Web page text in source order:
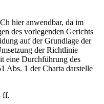
hier anwendbar, da im
des vorlegenden Gerichts
auf der Grundlage der
der Richtlinie
eine Durchführung des
Abs. 1 der Charta darstelle
ff.